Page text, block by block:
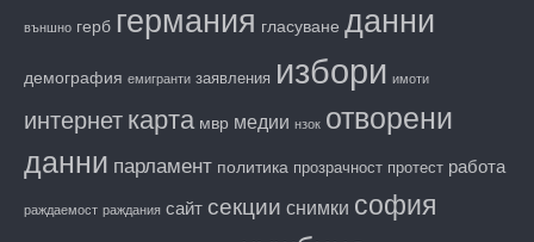
външно герб германия гласуване данни
демография емигранти заявления избори имоти
интернет карта мвр медии нзок отворени
данни парламент политика прозрачност протест работа
раждаемост раждания сайт секции снимки софия